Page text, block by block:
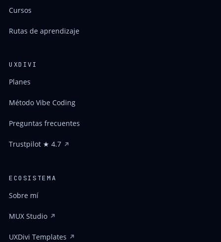
Cursos
Rutas de aprendizaje
UXDIVI
Planes
Método Vibe Coding
Preguntas frecuentes
Trustpilot ★ 4.7
ECOSISTEMA
Sobre mí
MUX Studio
UXDivi Templates